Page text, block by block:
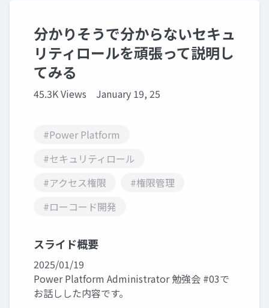
分かりそうで分からないセキュ
リティロールを頑張って説明し
てみる
45.3K Views January 19, 25
#Power Platform
#セキュリティロール
#アクセス権限
#権限管理
#ローコード開発
スライド概要
2025/01/19
Power Platform Administrator 勉強会 #03で
お話しした内容です。